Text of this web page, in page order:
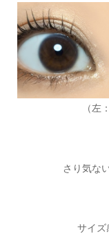
（左
さり気な
サイズ